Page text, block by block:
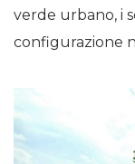
verde urbano, i
configurazione